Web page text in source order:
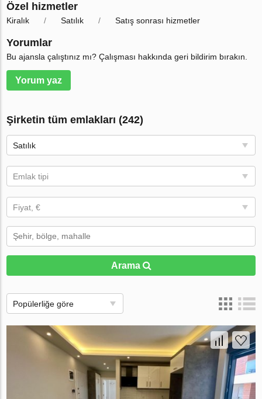
Özel hizmetler
Kiralık Satılık Satış sonrası hizmetler
Yorumlar
Bu ajansla çalıştınız mı? Çalışması hakkında geri bildirim bırakın.
Yorum yaz
Şirketin tüm emlakları (242)
Satılık
Emlak tipi
Fiyat, €
Arama
Popülerliğe göre